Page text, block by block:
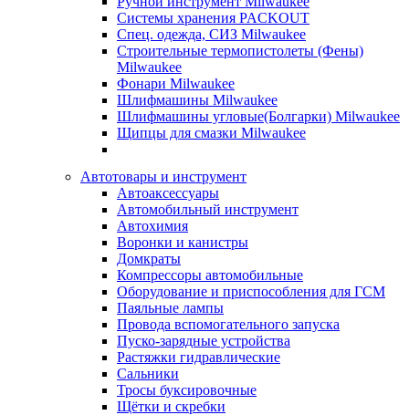
Системы хранения PACKOUT
Спец. одежда, СИЗ Milwaukee
Строительные термопистолеты (Фены)
Milwaukee
Фонари Milwaukee
Шлифмашины Milwaukee
Шлифмашины угловые(Болгарки) Milwaukee
Щипцы для смазки Milwaukee
Автотовары и инструмент
Автоаксессуары
Автомобильный инструмент
Автохимия
Воронки и канистры
Домкраты
Компрессоры автомобильные
Оборудование и приспособления для ГСМ
Паяльные лампы
Провода вспомогательного запуска
Пуско-зарядные устройства
Растяжки гидравлические
Сальники
Тросы буксировочные
Щётки и скребки